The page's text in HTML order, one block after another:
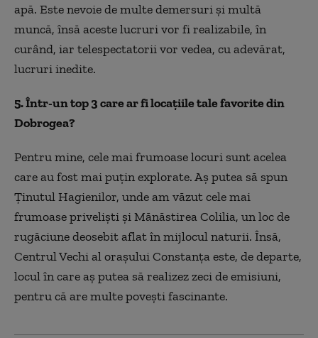
apă. Este nevoie de multe demersuri și multă
muncă, însă aceste lucruri vor fi realizabile, în
curând, iar telespectatorii vor vedea, cu adevărat,
lucruri inedite.
5. Într-un top 3 care ar fi locațiile tale favorite din
Dobrogea?
Pentru mine, cele mai frumoase locuri sunt acelea
care au fost mai puțin explorate. Aș putea să spun
Ținutul Hagienilor, unde am văzut cele mai
frumoase priveliști și Mănăstirea Colilia, un loc de
rugăciune deosebit aflat în mijlocul naturii. Însă,
Centrul Vechi al orașului Constanța este, de departe,
locul în care aș putea să realizez zeci de emisiuni,
pentru că are multe povești fascinante.